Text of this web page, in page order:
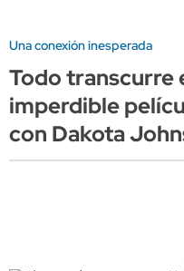
Una conexión inesperada
Todo transcurre
imperdible
con Dakota